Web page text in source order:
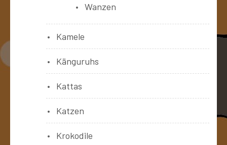
Wanzen
Kamele
Känguruhs
Kattas
Katzen
Krokodile